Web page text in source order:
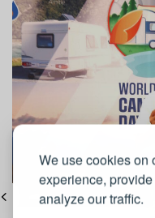
We use cookies on
experience,
analyze our traffic.